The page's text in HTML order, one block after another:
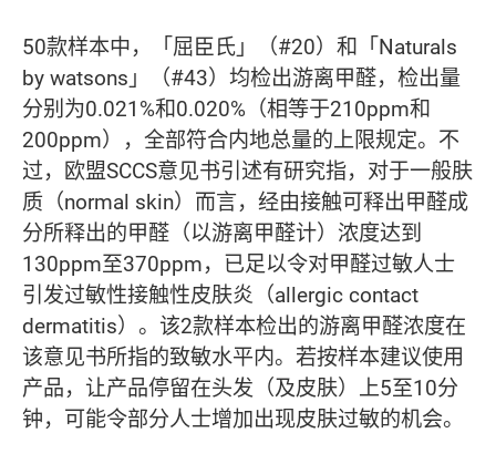
50款样本中，「屈臣氏」（#20）和「Naturals
by watsons」（#43）均检出游离甲醛，检出量
分别为0.021%和0.020%（相等于210ppm和
200ppm），全部符合内地总量的上限规定。不
过，欧盟SCCS意见书引述有研究指，对于一般肤
质（normal skin）而言，经由接触可释出甲醛成
分所释出的甲醛（以游离甲醛计）浓度达到
130ppm至370ppm，已足以令对甲醛过敏人士
引发过敏性接触性皮肤炎（allergic contact
dermatitis）。该2款样本检出的游离甲醛浓度在
该意见书所指的致敏水平内。若按样本建议使用
产品，让产品停留在头发（及皮肤）上5至10分
钟，可能令部分人士增加出现皮肤过敏的机会。